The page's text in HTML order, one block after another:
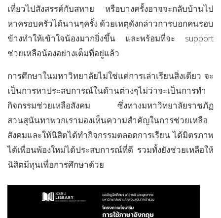
เที่ยวไปสังสรรค์กับสหาย หรือบางครั้งอาจจะกลับบ้านไป
หาครอบครัวได้นานๆครั้ง ด้วยเหตุดังกล่าวการบอกคนรอบ
ข้างทำให้เข้าใจน้องมากยิ่งขึ้น และพร้อมที่จะ support
ช่วยเหลือน้องอย่างเต็มที่อยู่แล้ว
การศึกษาในมหาวิทยาลัยไม่ใช่แค่การเล่าเรียนสิ่งเดียว จะ
เป็นการหาประสบการณ์ในด้านต่างๆไม่ว่าจะเป็นการทำ
กิจกรรมช่วยเหลือสังคม ซึ่งทางมหาวิทยาลัยราชภัฏ
สวนสุนันทาพวกเรามองเห็นความสำคัญในการช่วยเหลือ
สังคมและให้นิสิตได้ทำกิจกรรมตลอดการเรียน ได้มิตรภาพ
ได้เพื่อนพ้องใหม่ได้ประสบการณ์ที่ดี รวมทั้งยังช่วยเหลือให้
นิสิตมีทุนเพื่อการศึกษาด้วย